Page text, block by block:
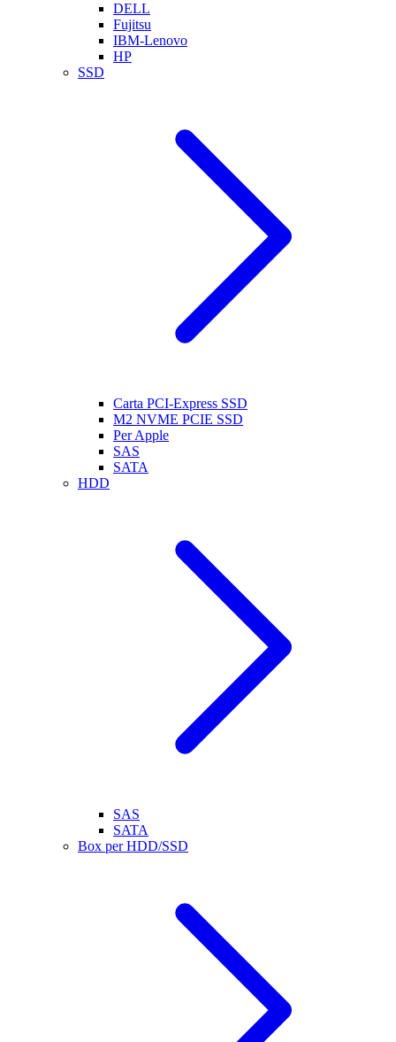
DELL
Fujitsu
IBM-Lenovo
HP
SSD
Carta PCI-Express SSD
M2 NVME PCIE SSD
Per Apple
SAS
SATA
HDD
SAS
SATA
Box per HDD/SSD